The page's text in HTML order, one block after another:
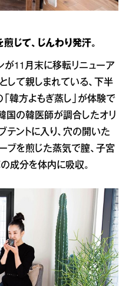
じて、じんわり発汗。
11月末に移転リニューア
して親しまれている、下半
「韓方よもぎ蒸し」が体験で
国の韓医師が調合したオリ
テントに入り、穴の開いた
ブを煎じた蒸気で膣、子宮
成分を体内に吸収。